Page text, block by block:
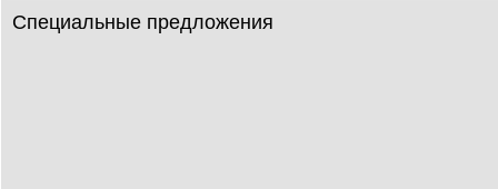
Специальные предложения